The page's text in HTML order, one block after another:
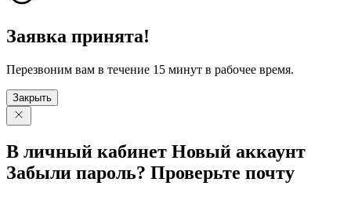
Заявка принята!
Перезвоним вам в течение 15 минут в рабочее время.
Закрыть
В личный кабинет Новый аккаунт
Забыли пароль? Проверьте почту